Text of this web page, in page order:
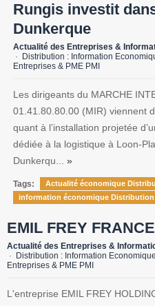
Rungis investit
Dunkerque
Actualité des Entreprises &
Distribution : Information
Entreprises & PME PMI
Les dirigeants du MARCHE
01.41.80.80.00 (MIR) viennent
quant à l’installation projetée
dédiée à la logistique à Loon-
Dunkerqu... »
Tags:
Actualité économique
information économique Distribution
EMIL FREY
Actualité des Entreprises &
Distribution : Information
Entreprises & PME PMI
L'entreprise EMIL FREY